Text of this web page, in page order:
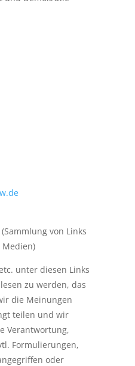
von Links
unter diesen Links
zu werden, das
die Meinungen
teilen und wir
Verantwortung,
Formulierungen,
oder